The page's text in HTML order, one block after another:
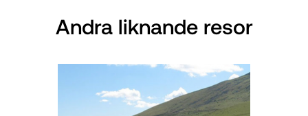
Andra liknande resor